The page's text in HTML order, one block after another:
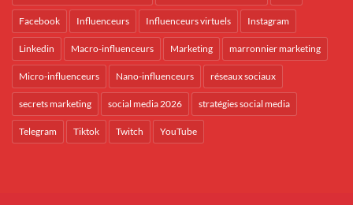
Facebook Influenceurs Influenceurs virtuels Instagram
Linkedin Macro-influenceurs Marketing marronnier marketing
Micro-influenceurs Nano-influenceurs réseaux sociaux
secrets marketing social media 2026 stratégies social media
Telegram Tiktok Twitch YouTube